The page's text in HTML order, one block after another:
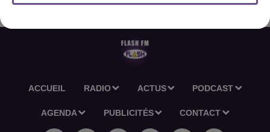
ACCUEIL RADIO ACTUS PODCAST
AGENDA PUBLICITÉS CONTACT